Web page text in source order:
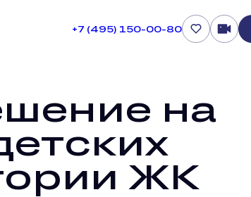
+7 (495) 150-00-80
на
ЖК